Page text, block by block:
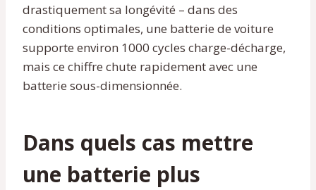
drastiquement sa longévité – dans des
conditions optimales, une batterie de voiture
supporte environ 1000 cycles charge-décharge,
mais ce chiffre chute rapidement avec une
batterie sous-dimensionnée.
Dans quels cas mettre
une batterie plus